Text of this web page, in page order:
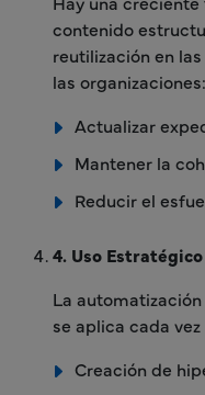
contenido
reutilización en
las organizaciones:
Actualizar
Mantener la
Reducir el
4. Uso
La
se aplica cada vez
Creación de